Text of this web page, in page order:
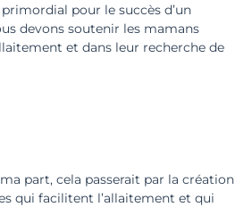
pour le succès d’un
devons soutenir les mamans
et dans leur recherche de
part, cela passerait par la création
qui facilitent l’allaitement et qui